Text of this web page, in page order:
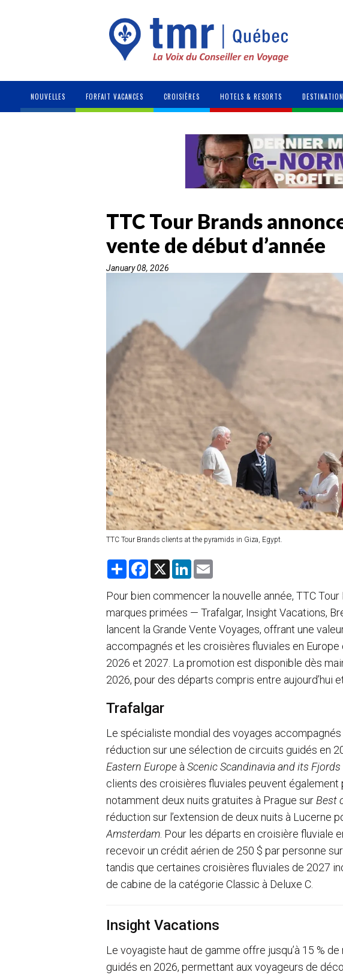
NOUVELLES FORFAIT VACANCES CROISIÈRES HOTELS & RESORTS
TTC Tour Brands
vente de début d’année
January 08, 2026
TTC Tour Brands clients at the pyramids in Giza, Egypt.
S
r
e
F
e
b
o
o
k
X
L
k
e
d
n
i
l
Pour bien commencer la nouvelle année, TTC
marques primées — Trafalgar, Insight Vacations,
lancent la Grande Vente Voyages, offrant une
accompagnés et les croisières fluviales en
2026 et 2027. La promotion est disponible dès
2026, pour des départs compris entre aujourd’hui
Trafalgar
Le spécialiste mondial des voyages accompagnés
réduction sur une sélection de circuits guidés en
Eastern Europe à Scenic Scandinavia and its Fjords
clients des croisières fluviales peuvent également
notamment deux nuits gratuites à Prague sur Best
réduction sur l’extension de deux nuits à Lucerne
Amsterdam . Pour les départs en croisière fluviale
recevoir un crédit aérien de 250 $ par personne
tandis que certaines croisières fluviales de 2027
de cabine de la catégorie Classic à Deluxe C.
Insight Vacations
Le voyagiste haut de gamme offre jusqu’à 15 %
guidés en 2026, permettant aux voyageurs de